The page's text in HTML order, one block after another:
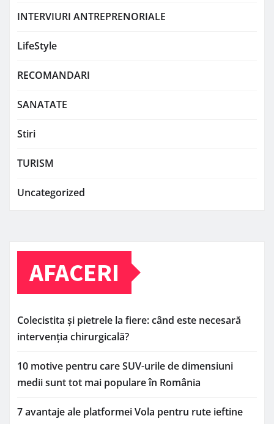
INTERVIURI ANTREPRENORIALE
LifeStyle
RECOMANDARI
SANATATE
Stiri
TURISM
Uncategorized
AFACERI
Colecistita și pietrele la fiere: când este necesară
intervenția chirurgicală?
10 motive pentru care SUV-urile de dimensiuni
medii sunt tot mai populare în România
7 avantaje ale platformei Vola pentru rute ieftine